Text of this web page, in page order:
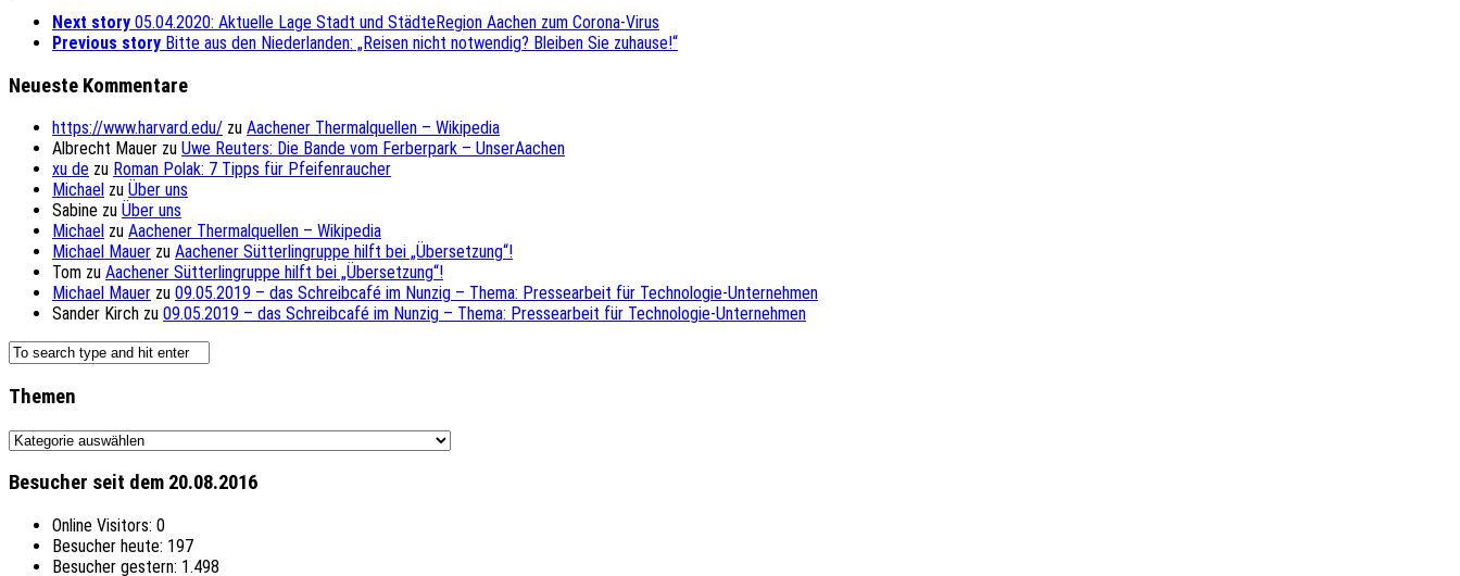
Next story 05.04.2020: Aktuelle Lage Stadt und StädteRegion Aachen zum Corona-Virus
Previous story Bitte aus den Niederlanden: „Reisen nicht notwendig? Bleiben Sie zuhause!“
Neueste Kommentare
https://www.harvard.edu/ zu Aachener Thermalquellen – Wikipedia
Albrecht Mauer zu Uwe Reuters: Die Bande vom Ferberpark – UnserAachen
xu de zu Roman Polak: 7 Tipps für Pfeifenraucher
Michael zu Über uns
Sabine zu Über uns
Michael zu Aachener Thermalquellen – Wikipedia
Michael Mauer zu Aachener Sütterlingruppe hilft bei „Übersetzung“!
Tom zu Aachener Sütterlingruppe hilft bei „Übersetzung“!
Michael Mauer zu 09.05.2019 – das Schreibcafé im Nunzig – Thema: Pressearbeit für Technologie-Unternehmen
Sander Kirch zu 09.05.2019 – das Schreibcafé im Nunzig – Thema: Pressearbeit für Technologie-Unternehmen
Themen
Themen
Besucher seit dem 20.08.2016
Online Visitors: 0
Besucher heute: 197
Besucher gestern: 1.498